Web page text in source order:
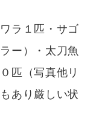
ラ１匹・サゴ
ー）・太刀魚
匹（写真他リ
あり厳しい状